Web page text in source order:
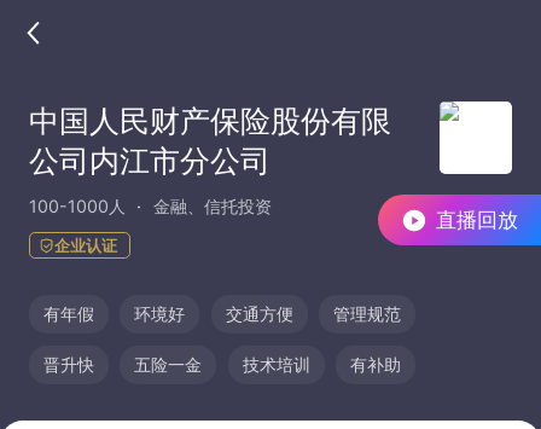
直播回放
中国人民财产保险股份有限
公司内江市分公司
100-1000人 金融、信托投资
企业认证
有年假 环境好 交通方便 管理规范
晋升快 五险一金 技术培训 有补助